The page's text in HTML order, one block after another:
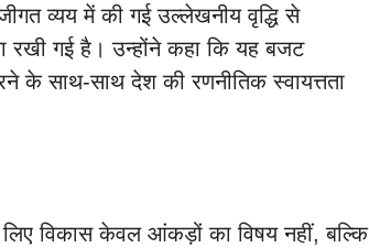
व्यय में की गई उल्लेखनीय वृद्धि से
रखी गई है। उन्होंने कहा कि यह बजट
के साथ-साथ देश की रणनीतिक स्वायत्तता
विकास केवल आंकड़ों का विषय नहीं, बल्कि